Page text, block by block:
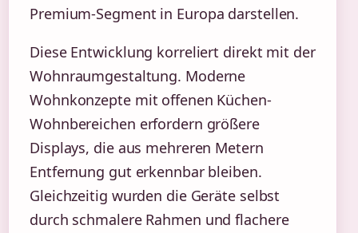
Premium-Segment in Europa darstellen.
Diese Entwicklung korreliert direkt mit der
Wohnraumgestaltung. Moderne
Wohnkonzepte mit offenen Küchen-
Wohnbereichen erfordern größere
Displays, die aus mehreren Metern
Entfernung gut erkennbar bleiben.
Gleichzeitig wurden die Geräte selbst
durch schmalere Rahmen und flachere